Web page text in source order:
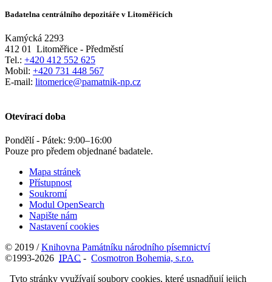
Badatelna centrálního depozitáře v Litoměřicích
Kamýcká 2293
412 01
Litoměřice - Předměstí
Tel.: +420 412 552 625
Mobil: +420 731 448 567
E-mail: litomerice@pamatnik-np.cz
Otevírací doba
Pondělí - Pátek: 9:00–16:00
Pouze pro předem objednané badatele.
Mapa stránek
Přístupnost
Soukromí
Modul OpenSearch
Napište nám
Nastavení cookies
© 2019 /Knihovna Památníku národního písemnictví
©1993-2026 IPAC - Cosmotron Bohemia, s.r.o.
Tyto stránky využívají soubory cookies, které usnadňují jejich